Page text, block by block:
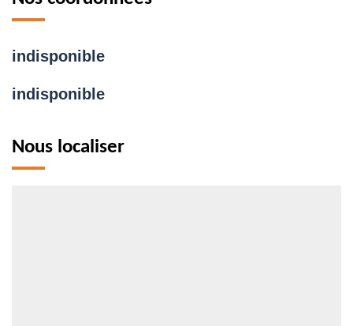
indisponible
indisponible
Nous localiser